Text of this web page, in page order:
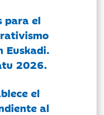
para el
Euskadi.
2026.
el
al